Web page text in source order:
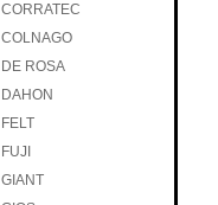
CORRATEC
COLNAGO
DE ROSA
DAHON
FELT
FUJI
GIANT